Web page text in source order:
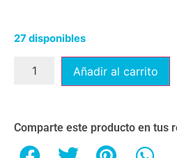
27 disponibles
Añadir al carrito
Comparte este producto en tus